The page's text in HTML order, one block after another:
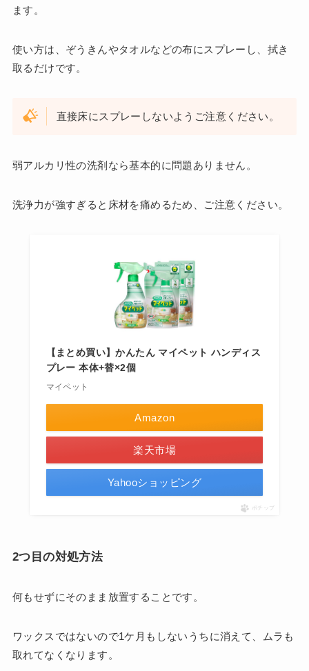
ます。
使い方は、ぞうきんやタオルなどの布にスプレーし、拭き
取るだけです。
直接床にスプレーしないようご注意ください。
弱アルカリ性の洗剤なら基本的に問題ありません。
洗浄力が強すぎると床材を痛めるため、ご注意ください。
【まとめ買い】かんたん マイペット ハンディス
プレー 本体+替×2個
マイペット
Amazon
楽天市場
Yahooショッピング
ポチップ
2つ目の対処方法
何もせずにそのまま放置することです。
ワックスではないので1ケ月もしないうちに消えて、ムラも
取れてなくなります。